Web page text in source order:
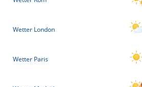
Wetter London
Wetter Paris